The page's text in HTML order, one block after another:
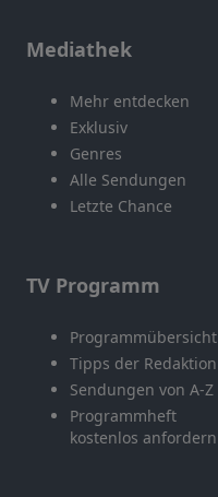
Mediathek
Mehr entdecken
Exklusiv
Genres
Alle Sendungen
Letzte Chance
TV Programm
Programmübersicht
Tipps der Redaktion
Sendungen von A-Z
Programmheft
kostenlos anfordern